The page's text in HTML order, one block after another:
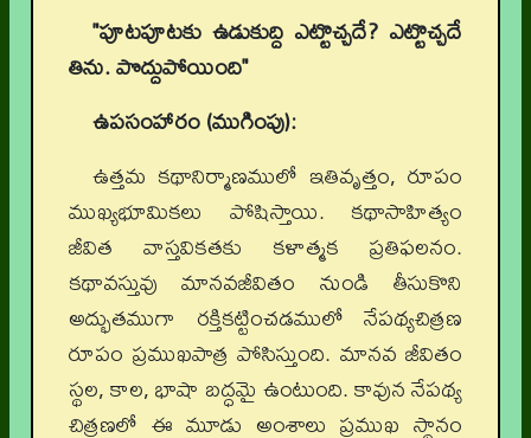
"పూటపూటకు ఉడుకుద్ది ఎట్టొచ్చదే? ఎట్టొచ్చదే
తిను. పొద్దుపోయింది"
ఉపసంహారం (ముగింపు):
ఉత్తమ కథానిర్మాణములో ఇతివృత్తం, రూపం
ముఖ్యభూమికలు పోషిస్తాయి. కథాసాహిత్యం
జీవిత వాస్తవికతకు కళాత్మక ప్రతిఫలనం.
కథావస్తువు మానవజీవితం నుండి తీసుకొని
అద్భుతముగా రక్తికట్టించడములో నేపథ్యచిత్రణ
రూపం ప్రముఖపాత్ర పోసిస్తుంది. మానవ జీవితం
స్థల, కాల, భాషా బద్ధమై ఉంటుంది. కావున నేపథ్య
చిత్రణలో ఈ మూడు అంశాలు ప్రముఖ స్థానం